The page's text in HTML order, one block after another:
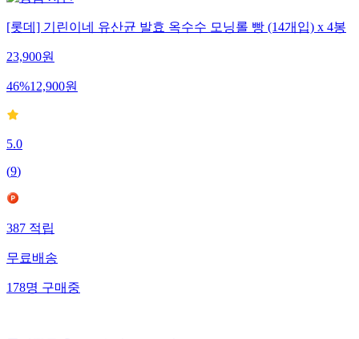
[롯데] 기린이네 유산균 발효 옥수수 모닝롤 빵 (14개입) x 4봉
23,900원
46%12,900원
5.0
(9)
387적립
무료배송
178명구매중